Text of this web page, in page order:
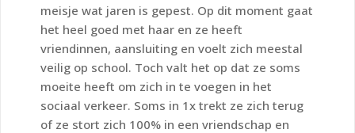
meisje wat jaren is gepest. Op dit moment gaat
het heel goed met haar en ze heeft
vriendinnen, aansluiting en voelt zich meestal
veilig op school. Toch valt het op dat ze soms
moeite heeft om zich in te voegen in het
sociaal verkeer. Soms in 1x trekt ze zich terug
of ze stort zich 100% in een vriendschap en